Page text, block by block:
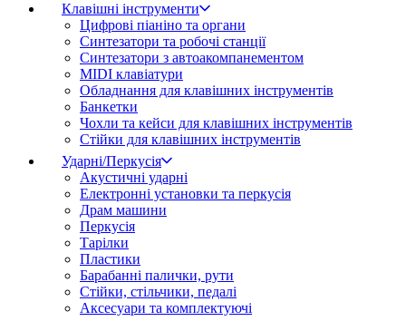
Клавішні інструменти
Цифрові піаніно та органи
Синтезатори та робочі станції
Синтезатори з автоакомпанементом
MIDI клавіатури
Обладнання для клавішних інструментів
Банкетки
Чохли та кейси для клавішних інструментів
Стійки для клавішних інструментів
Ударні/Перкусія
Акустичні ударні
Електронні установки та перкусія
Драм машини
Перкусія
Тарілки
Пластики
Барабанні палички, рути
Стійки, стільчики, педалі
Аксесуари та комплектуючі